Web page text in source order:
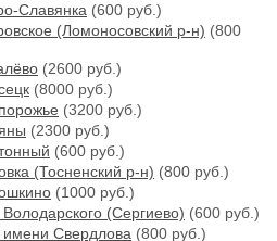
Славянка (600 руб.)
(Ломоносовский р-н) (800
(2600 руб.)
(8000 руб.)
(3200 руб.)
(2300 руб.)
(600 руб.)
(Тосненский р-н) (800 руб.)
(1000 руб.)
(Сергиево) (600 руб.)
имени Свердлова (800 руб.)